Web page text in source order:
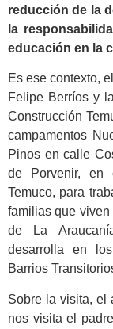
reducción de la
la
educación en la
Es ese contexto,
Felipe Berríos y
Construcción
campamentos
Pinos en calle
de Porvenir, en
Temuco, para
familias que viven
de La
desarrolla en
Barrios
Sobre la visita, el
nos visita el